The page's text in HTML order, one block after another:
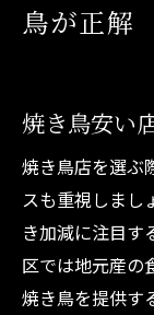
鳥が正解
焼き鳥安い
焼き鳥店を選ぶ
スも重視しまし
き加減に注目す
区では地元産の
焼き鳥を提供す